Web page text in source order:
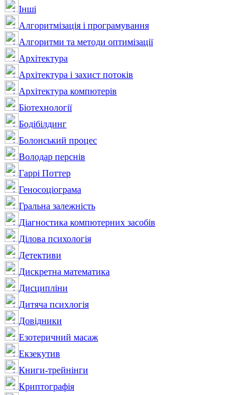
Інші
Алгоритмізація і програмування
Алгоритми та методи оптимізації
Архітектура
Архітектура і захист потоків
Архітектура компютерів
Біотехнології
Бодібілдинг
Болонський процес
Володар перснів
Гаррі Поттер
Геносоціограма
Гральна залежність
Діагностика компютерних засобів
Ділова психологія
Детективи
Дискретна математика
Дисципліни
Дитяча психлогія
Довідники
Езотеричний масаж
Екзекутив
Книги-трейнінги
Криптографія